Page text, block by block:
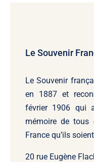
Le Souvenir
Le Souvenir
en 1887 et
février 1906 qui
mémoire de
France qu’ils
20 rue Eugène